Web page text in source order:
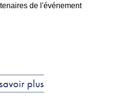
de l'événement
plus